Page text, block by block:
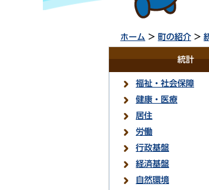
ホーム > 町の紹介 >
統計
福祉・社会保障
健康・医療
居住
労働
行政基盤
経済基盤
自然環境